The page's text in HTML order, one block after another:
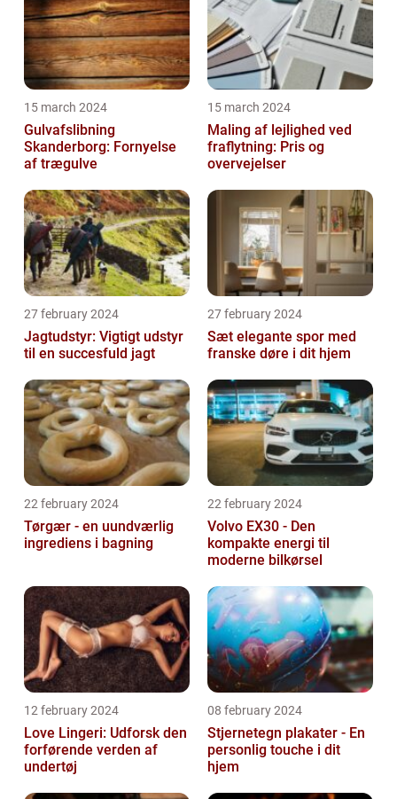
15 march 2024
Gulvafslibning
Skanderborg: Fornyelse
af trægulve
15 march 2024
Maling af lejlighed ved
fraflytning: Pris og
overvejelser
27 february 2024
Jagtudstyr: Vigtigt udstyr
til en succesfuld jagt
27 february 2024
Sæt elegante spor med
franske døre i dit hjem
22 february 2024
Tørgær - en uundværlig
ingrediens i bagning
22 february 2024
Volvo EX30 - Den
kompakte energi til
moderne bilkørsel
12 february 2024
Love Lingeri: Udforsk den
forførende verden af
undertøj
08 february 2024
Stjernetegn plakater - En
personlig touche i dit
hjem